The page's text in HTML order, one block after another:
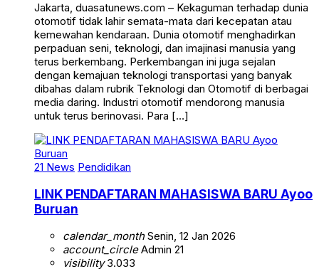
Jakarta, duasatunews.com – Kekaguman terhadap dunia
otomotif tidak lahir semata-mata dari kecepatan atau
kemewahan kendaraan. Dunia otomotif menghadirkan
perpaduan seni, teknologi, dan imajinasi manusia yang
terus berkembang. Perkembangan ini juga sejalan
dengan kemajuan teknologi transportasi yang banyak
dibahas dalam rubrik Teknologi dan Otomotif di berbagai
media daring. Industri otomotif mendorong manusia
untuk terus berinovasi. Para […]
21 News Pendidikan
LINK PENDAFTARAN MAHASISWA BARU Ayoo
Buruan
calendar_monthSenin, 12 Jan 2026
account_circleAdmin 21
visibility3.033